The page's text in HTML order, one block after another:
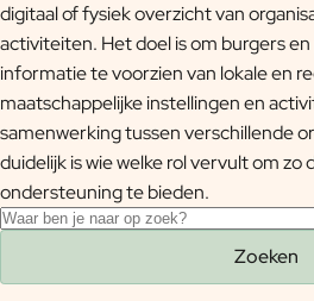
digitaal of fysiek overzicht van
activiteiten. Het doel is om burgers en
informatie te voorzien van lokale en
maatschappelijke instellingen en
samenwerking tussen verschillende
duidelijk is wie welke rol vervult om zo
ondersteuning te bieden.
Zoeken
Zoeken